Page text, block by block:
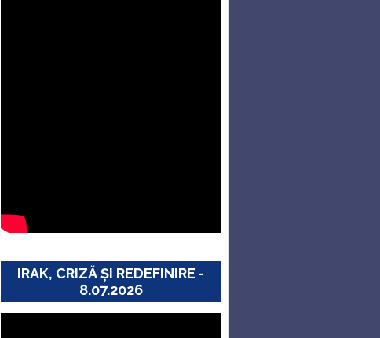
IRAK, CRIZĂ ȘI REDEFINIRE -
8.07.2026